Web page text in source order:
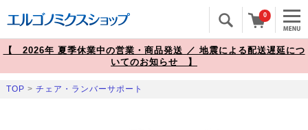
0
【 2026年 夏季休業中の営業・商品発送 ／ 地震による配送遅延につ
いてのお知らせ 】
TOP > チェア・ランバーサポート